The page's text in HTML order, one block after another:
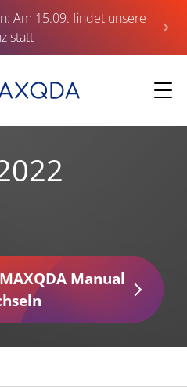
Am 15.09. findet unsere
statt
Manual